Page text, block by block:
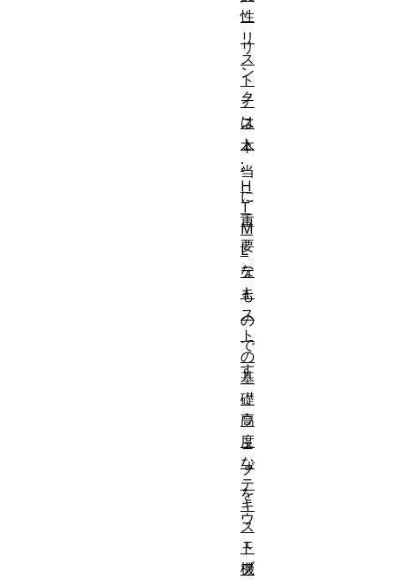
ー
リ
ン
ク
は
本
当
に
重
要
な
も
の
で
す
。
ウ
ェ
ブ
を
ウ
ェ
ブ
性
リ
ス
ト
テ
ス
ト
:
H
T
M
L
テ
キ
ス
ト
の
基
礎
高
度
な
テ
キ
ス
ト
機